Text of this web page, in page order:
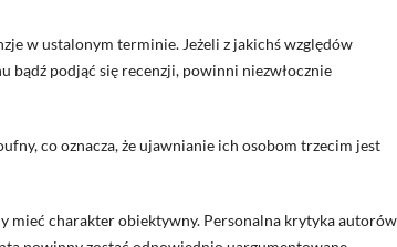
w ustalonym terminie. Jeżeli z jakichś względów
bądź podjąć się recenzji, powinni niezwłocznie
co oznacza, że ujawnianie ich osobom trzecim jest
mieć charakter obiektywny. Personalna krytyka autorów